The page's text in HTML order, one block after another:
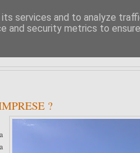
PIPPO
?
services and to analyze
and security metrics to